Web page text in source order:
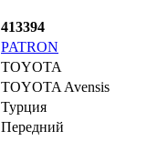
413394
PATRON
TOYOTA
TOYOTA Avensis
Турция
Передний